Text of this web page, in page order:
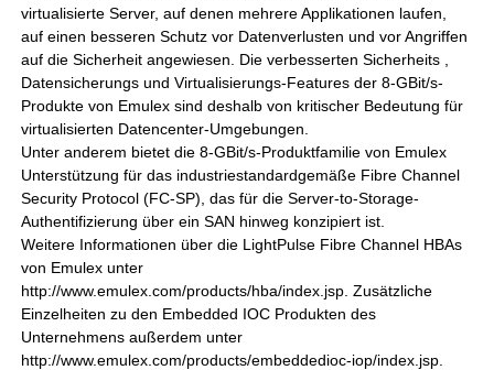
virtualisierte Server, auf denen mehrere Applikationen laufen,
auf einen besseren Schutz vor Datenverlusten und vor Angriffen
auf die Sicherheit angewiesen. Die verbesserten Sicherheits ,
Datensicherungs und Virtualisierungs-Features der 8-GBit/s-
Produkte von Emulex sind deshalb von kritischer Bedeutung für
virtualisierten Datencenter-Umgebungen.
Unter anderem bietet die 8-GBit/s-Produktfamilie von Emulex
Unterstützung für das industriestandardgemäße Fibre Channel
Security Protocol (FC-SP), das für die Server-to-Storage-
Authentifizierung über ein SAN hinweg konzipiert ist.
Weitere Informationen über die LightPulse Fibre Channel HBAs
von Emulex unter
http://www.emulex.com/products/hba/index.jsp. Zusätzliche
Einzelheiten zu den Embedded IOC Produkten des
Unternehmens außerdem unter
http://www.emulex.com/products/embeddedioc-iop/index.jsp.